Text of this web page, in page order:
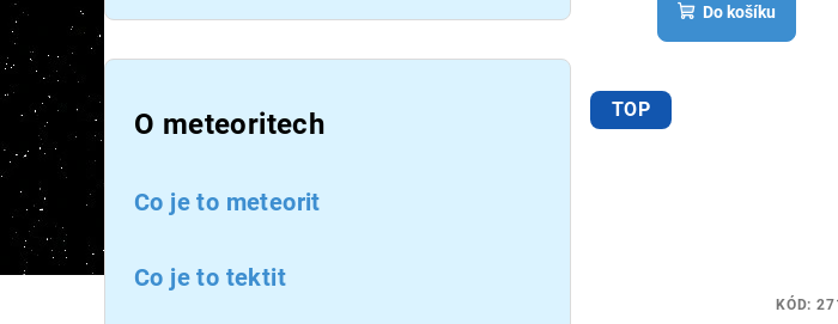
P
r
O meteoritech
Co je to meteorit
Co je to tektit
t
ů
Do košíku
TOP
KÓD: